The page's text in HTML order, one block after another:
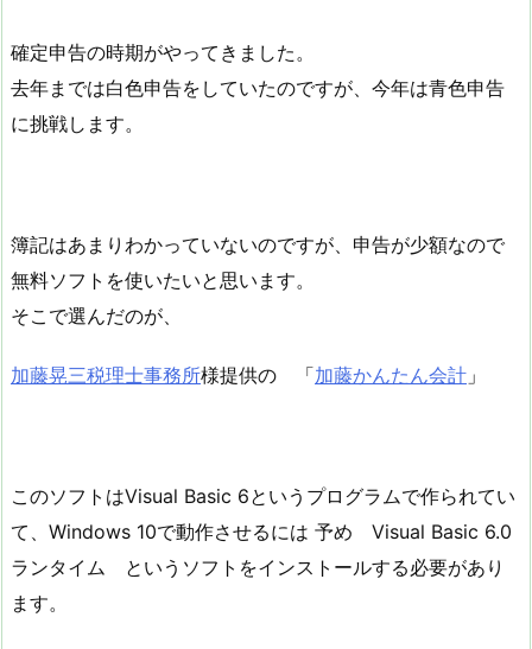
確定申告の時期がやってきました。
去年までは白色申告をしていたのですが、今年は青色申告
に挑戦します。
簿記はあまりわかっていないのですが、申告が少額なので
無料ソフトを使いたいと思います。
そこで選んだのが、
加藤晃三税理士事務所様提供の 「加藤かんたん会計 」
このソフトはVisual Basic 6というプログラムで作られてい
て、Windows 10で動作させるには 予め Visual Basic 6.0
ランタイム というソフトをインストールする必要があり
ます。